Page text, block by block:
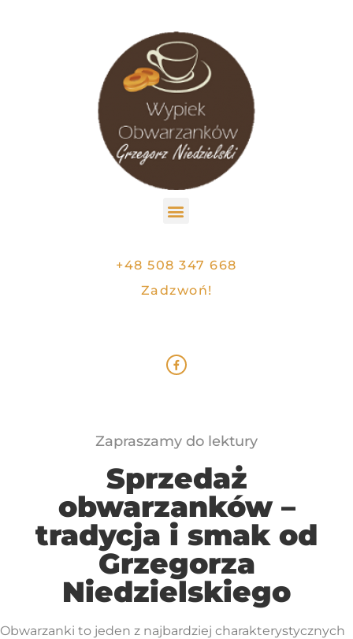
+48 508 347 668
Zadzwoń!
Zapraszamy do lektury
Sprzedaż
obwarzanków –
tradycja i smak od
Grzegorza
Niedzielskiego
Obwarzanki to jeden z najbardziej charakterystycznych